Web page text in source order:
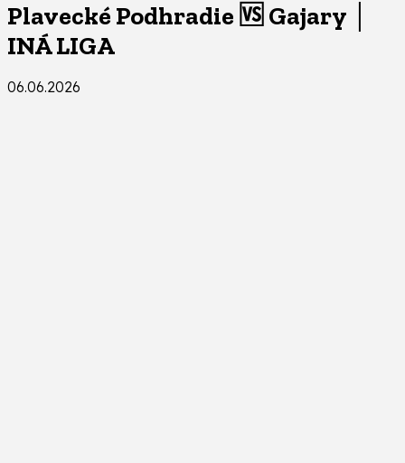
Plavecké Podhradie 🆚 Gajary │
INÁ LIGA
06.06.2026